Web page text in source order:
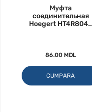
Муфта
соединительная
Hoegert HT4R804..
86.00 MDL
CUMPARA